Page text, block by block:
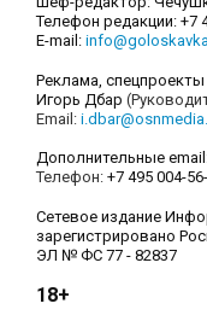
Телефон редакции: +7
E-mail:
Реклама,
Игорь Дбар
Email:
Дополнительные
Телефон: +7 495 004-
Сетевое издание
зарегистрировано
ЭЛ № ФС 77 - 82837
18+